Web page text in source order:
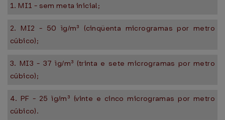
1. MI1 - sem meta inicial;
2. MI2 - 50 ìg/m³ (cinqüenta microgramas por metro
cúbico);
3. MI3 - 37 ìg/m³ (trinta e sete microgramas por metro
cúbico);
4. PF - 25 ìg/m³ (vinte e cinco microgramas por metro
cúbico).